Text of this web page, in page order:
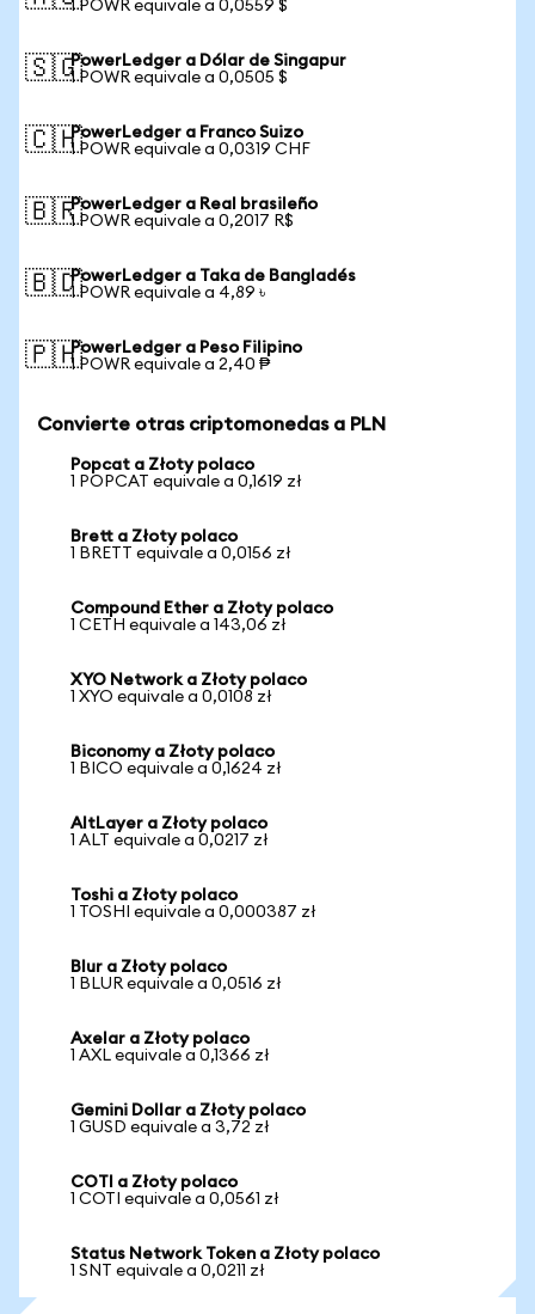
1 POWR equivale a 0,0559 $
🇸🇬PowerLedger a Dólar de Singapur
1 POWR equivale a 0,0505 $
🇨🇭PowerLedger a Franco Suizo
1 POWR equivale a 0,0319 CHF
🇧🇷PowerLedger a Real brasileño
1 POWR equivale a 0,2017 R$
🇧🇩PowerLedger a Taka de Bangladés
1 POWR equivale a 4,89 ৳
🇵🇭PowerLedger a Peso Filipino
1 POWR equivale a 2,40 ₱
Convierte otras criptomonedas a PLN
Popcat a Złoty polaco
1 POPCAT equivale a 0,1619 zł
Brett a Złoty polaco
1 BRETT equivale a 0,0156 zł
Compound Ether a Złoty polaco
1 CETH equivale a 143,06 zł
XYO Network a Złoty polaco
1 XYO equivale a 0,0108 zł
Biconomy a Złoty polaco
1 BICO equivale a 0,1624 zł
AltLayer a Złoty polaco
1 ALT equivale a 0,0217 zł
Toshi a Złoty polaco
1 TOSHI equivale a 0,000387 zł
Blur a Złoty polaco
1 BLUR equivale a 0,0516 zł
Axelar a Złoty polaco
1 AXL equivale a 0,1366 zł
Gemini Dollar a Złoty polaco
1 GUSD equivale a 3,72 zł
COTI a Złoty polaco
1 COTI equivale a 0,0561 zł
Status Network Token a Złoty polaco
1 SNT equivale a 0,0211 zł